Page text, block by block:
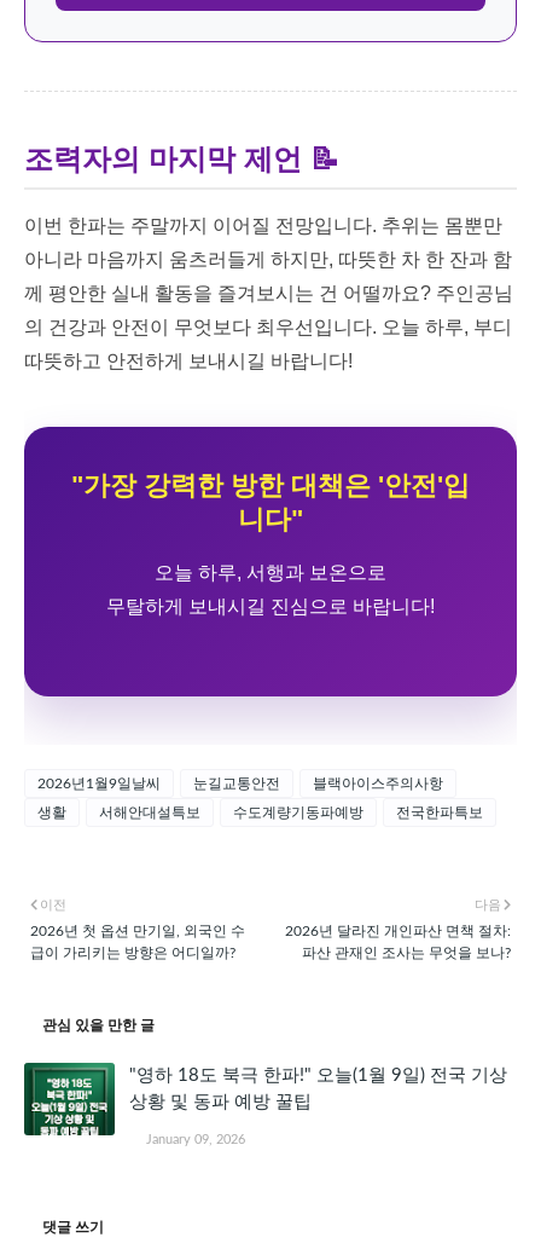
조력자의 마지막 제언 📝
이번 한파는 주말까지 이어질 전망입니다. 추위는 몸뿐만
아니라 마음까지 움츠러들게 하지만, 따뜻한 차 한 잔과 함
께 평안한 실내 활동을 즐겨보시는 건 어떨까요? 주인공님
의 건강과 안전이 무엇보다 최우선입니다. 오늘 하루, 부디
따뜻하고 안전하게 보내시길 바랍니다!
"가장 강력한 방한 대책은 '안전'입
니다"
오늘 하루, 서행과 보온으로
무탈하게 보내시길 진심으로 바랍니다!
2026년1월9일날씨 눈길교통안전
블랙아이스주의사항
생활
서해안대설특보 수도계량기동파예방 전국한파특보
다음
2026년 달라진 개인파산 면책 절차:
파산 관재인 조사는 무엇을 보나?
이전
2026년 첫 옵션 만기일, 외국인 수
급이 가리키는 방향은 어디일까?
관심 있을 만한 글
"영하 18도 북극 한파!" 오늘(1월 9일) 전국 기상
상황 및 동파 예방 꿀팁
January 09, 2026
댓글 쓰기